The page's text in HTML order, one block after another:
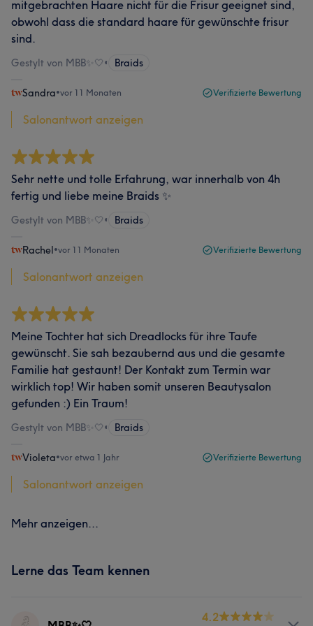
mitgebrachten Haare nicht für die Frisur geeignet sind,
obwohl dass die standard haare für gewünschte frisur
sind.
Gestylt von MBB✨🤍• Braids
Sandra•vor 11 Monaten Verifizierte Bewertung
Salonantwort anzeigen
Sehr nette und tolle Erfahrung, war innerhalb von 4h
fertig und liebe meine Braids ✨
Gestylt von MBB✨🤍• Braids
Rachel•vor 11 Monaten Verifizierte Bewertung
Salonantwort anzeigen
Meine Tochter hat sich Dreadlocks für ihre Taufe
gewünscht. Sie sah bezaubernd aus und die gesamte
Familie hat gestaunt! Der Kontakt zum Termin war
wirklich top! Wir haben somit unseren Beautysalon
gefunden :) Ein Traum!
Gestylt von MBB✨🤍• Braids
Violeta•vor etwa 1 Jahr Verifizierte Bewertung
Salonantwort anzeigen
Mehr anzeigen...
Lerne das Team kennen
4.2